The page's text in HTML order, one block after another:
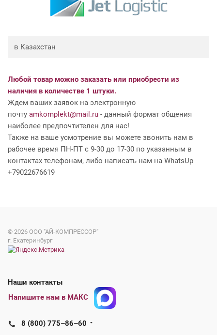
в Казахстан
Любой товар можно заказать или приобрести из
наличия в количестве 1 штуки.
Ждем ваших заявок на электронную
почту amkomplekt@mail.ru - данный формат общения
наиболее предпочтителен для нас!
Также на ваше усмотрение вы можете звонить нам в
рабочее время ПН-ПТ с 9-30 до 17-30 по указанным в
контактах телефонам, либо написать нам на WhatsUp
+79022676619
© 2026 ООО "АЙ-КОМПРЕССОР"
г. Екатеринбург
Наши контакты
Напишите нам в МАКС
8 (800) 775–86–60